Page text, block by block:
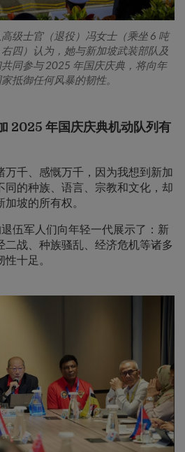
级士官（退役）冯女士（乘坐 6 吨
四）认为，她与新加坡武装部队及
同参与 2025 年国庆庆典，将向年
抵御任何风暴的韧性。
2025 年国庆庆典机动队列有
万千、感慨万千，因为我想到新加
同的种族、语言、宗教和文化，却
坡的所有权。
伍军人们向年轻一代展示了：新
二战、种族骚乱、经济危机等诸多
十足。